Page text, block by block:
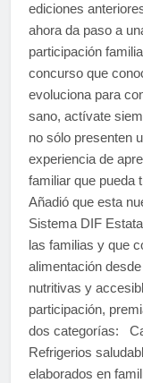
ediciones
ahora da paso a
participación
concurso que
evoluciona para
sano, actívate
no sólo presenten
experiencia de
familiar que pueda
Añadió que esta
Sistema DIF
las familias y que
alimentación
nutritivas y
participación,
dos categorías:
Refrigerios
elaborados en